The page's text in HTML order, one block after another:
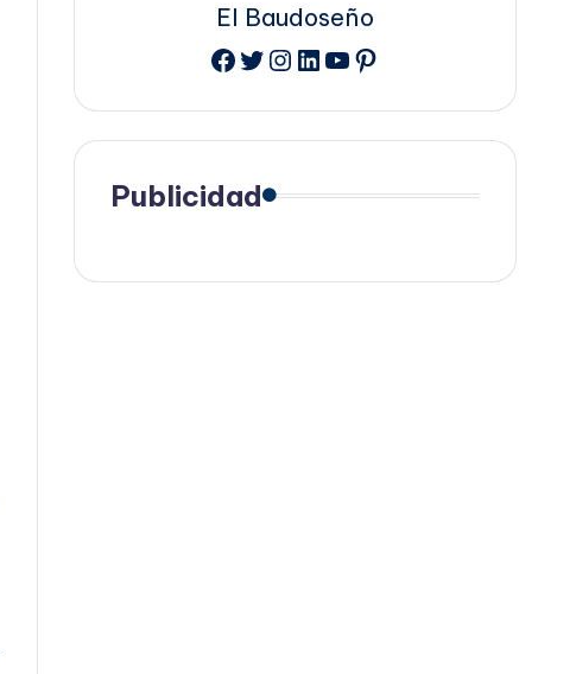
El Baudoseño
Facebook
Twitter
Instagram
LinkedIn
YouTube
Pinterest
Publicidad